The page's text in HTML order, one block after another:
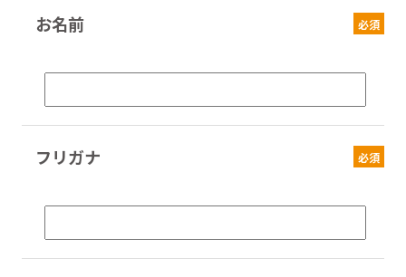
お名前 必須
フリガナ 必須